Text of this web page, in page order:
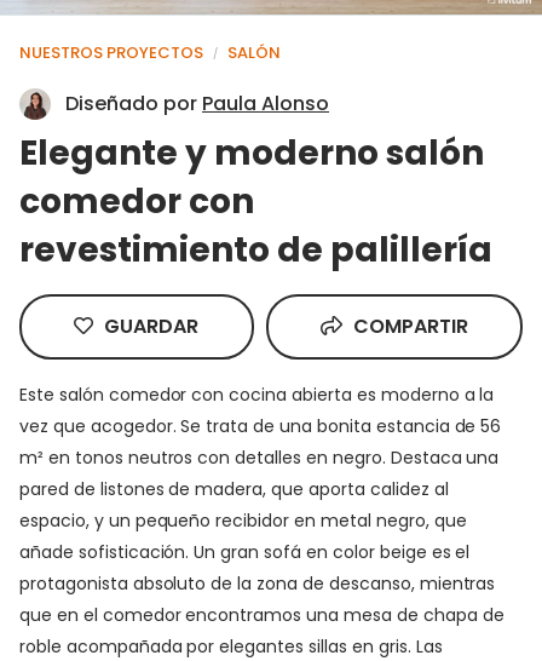
NUESTROS PROYECTOS / SALÓN
Diseñado por Paula Alonso
Elegante y moderno salón
comedor con
revestimiento de palillería
GUARDAR COMPARTIR
Este salón comedor con cocina abierta es moderno a la
vez que acogedor. Se trata de una bonita estancia de 56
m² en tonos neutros con detalles en negro. Destaca una
pared de listones de madera, que aporta calidez al
espacio, y un pequeño recibidor en metal negro, que
añade sofisticación. Un gran sofá en color beige es el
protagonista absoluto de la zona de descanso, mientras
que en el comedor encontramos una mesa de chapa de
roble acompañada por elegantes sillas en gris. Las